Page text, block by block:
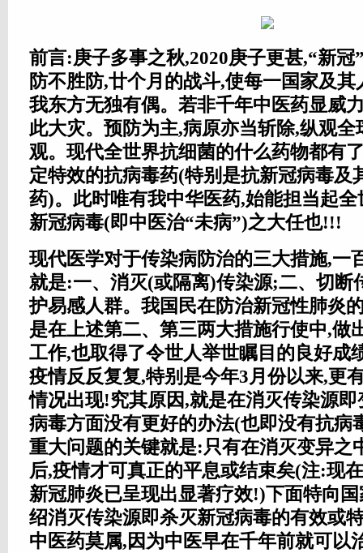
前言:庚子多事之秋,2020庚子更甚,“新冠
防不胜防,廿个月的战斗,使每一国家及
我东方无独有偶。若非千年中医药显威
此大灾。预防为主,病原亦当斩除,纵观全
观。现代全世界抗细菌的什么药物都有
定特效的抗病毒药(特别是抗新冠病毒及
药)。此时唯有我中华医药,始能担当起
新冠病毒(即中医治“未病”)之大任也!!!
现代医学对于传染病防治的三大措施,一
就是:一、消灭(或隔离)传染源;二、切断
护易感人群。我国民在防治新冠性肺炎
是在上述第二、第三两大措施行使中,做
工作,也取得了令世人举世瞩目的良好成
疫情反反复复,特别是今年3月份以来,更
情况出现!究其原因,就是在消灭传染源
病毒方面没有更好的办法(也即没有抗病
重大问题的关键就是:只有在消灭变异之
后,疫情才可真正的平息或结束矣(注:现
新冠肺炎已呈现出显著疗效!)下面特向
绍消灭传染源即杀灭新冠病毒的有效或
中医药莫属,因为中医早在千年前就可以